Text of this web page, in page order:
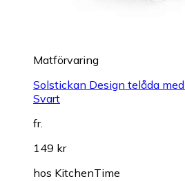
Matförvaring
Solstickan Design telåda
Svart
fr.
149 kr
hos KitchenTime